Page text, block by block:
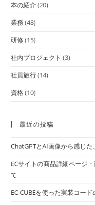
本の紹介(20)
業務(48)
研修(15)
社内プロジェクト (3)
社員旅行(14)
資格(10)
最近の投稿
ChatGPTとAI画像から感じた
ECサイトの商品詳細ページ
て
EC-CUBEを使った実装コー